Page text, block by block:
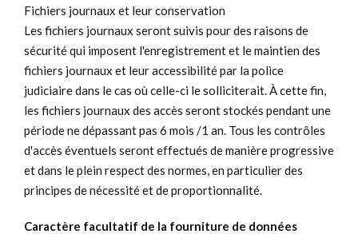
Fichiers journaux et leur conservation
Les fichiers journaux seront suivis pour des raisons de
sécurité qui imposent l'enregistrement et le maintien des
fichiers journaux et leur accessibilité par la police
judiciaire dans le cas où celle-ci le solliciterait. À cette fin,
les fichiers journaux des accès seront stockés pendant une
période ne dépassant pas 6 mois /1 an. Tous les contrôles
d'accès éventuels seront effectués de manière progressive
et dans le plein respect des normes, en particulier des
principes de nécessité et de proportionnalité.
Caractère facultatif de la fourniture de données